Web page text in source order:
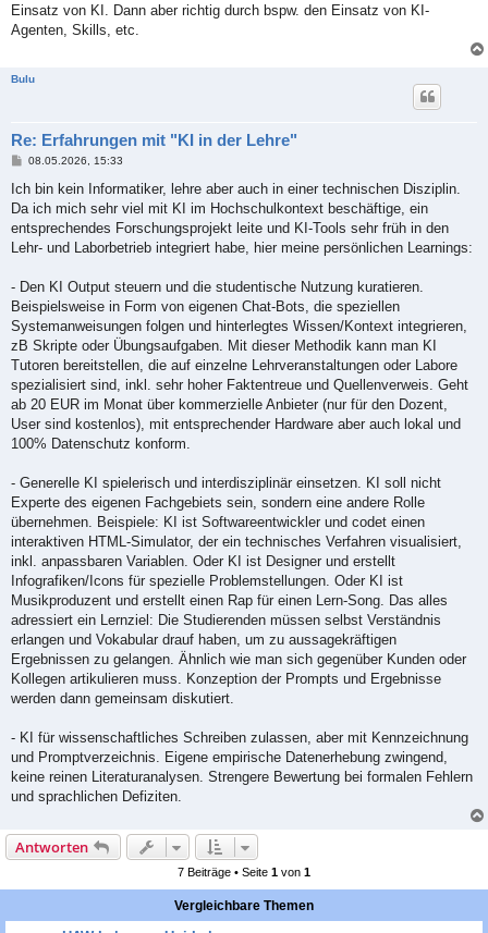
Einsatz von KI. Dann aber richtig durch bspw. den Einsatz von KI-
Agenten, Skills, etc.
Bulu
Re: Erfahrungen mit "KI in der Lehre"
B
i
r
a
08.05.2026, 15:33
Ich bin kein Informatiker, lehre aber auch in einer technischen Disziplin.
Da ich mich sehr viel mit KI im Hochschulkontext beschäftige, ein
entsprechendes Forschungsprojekt leite und KI-Tools sehr früh in den
Lehr- und Laborbetrieb integriert habe, hier meine persönlichen Learnings:
- Den KI Output steuern und die studentische Nutzung kuratieren.
Beispielsweise in Form von eigenen Chat-Bots, die speziellen
Systemanweisungen folgen und hinterlegtes Wissen/Kontext integrieren,
zB Skripte oder Übungsaufgaben. Mit dieser Methodik kann man KI
Tutoren bereitstellen, die auf einzelne Lehrveranstaltungen oder Labore
spezialisiert sind, inkl. sehr hoher Faktentreue und Quellenverweis. Geht
ab 20 EUR im Monat über kommerzielle Anbieter (nur für den Dozent,
User sind kostenlos), mit entsprechender Hardware aber auch lokal und
100% Datenschutz konform.
- Generelle KI spielerisch und interdisziplinär einsetzen. KI soll nicht
Experte des eigenen Fachgebiets sein, sondern eine andere Rolle
übernehmen. Beispiele: KI ist Softwareentwickler und codet einen
interaktiven HTML-Simulator, der ein technisches Verfahren visualisiert,
inkl. anpassbaren Variablen. Oder KI ist Designer und erstellt
Infografiken/Icons für spezielle Problemstellungen. Oder KI ist
Musikproduzent und erstellt einen Rap für einen Lern-Song. Das alles
adressiert ein Lernziel: Die Studierenden müssen selbst Verständnis
erlangen und Vokabular drauf haben, um zu aussagekräftigen
Ergebnissen zu gelangen. Ähnlich wie man sich gegenüber Kunden oder
Kollegen artikulieren muss. Konzeption der Prompts und Ergebnisse
werden dann gemeinsam diskutiert.
- KI für wissenschaftliches Schreiben zulassen, aber mit Kennzeichnung
und Promptverzeichnis. Eigene empirische Datenerhebung zwingend,
keine reinen Literaturanalysen. Strengere Bewertung bei formalen Fehlern
und sprachlichen Defiziten.
Antworten
7 Beiträge • Seite 1 von 1
Vergleichbare Themen